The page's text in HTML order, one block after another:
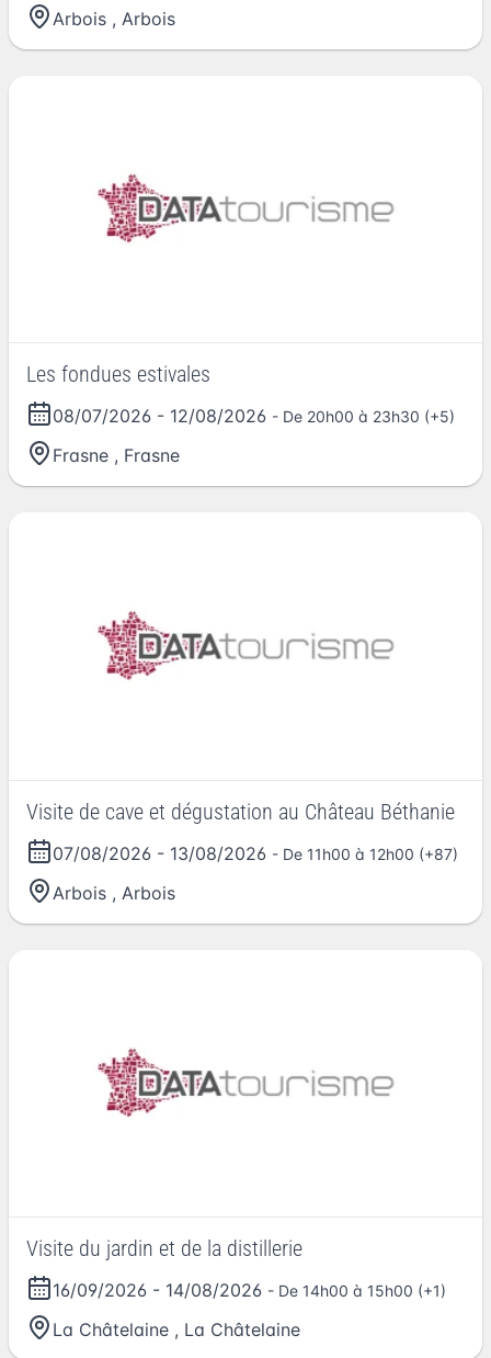
Arbois , Arbois
Les fondues estivales
08/07/2026 - 12/08/2026 - De 20h00 à 23h30 (+5)
Frasne , Frasne
Visite de cave et dégustation au Château Béthanie
07/08/2026 - 13/08/2026 - De 11h00 à 12h00 (+87)
Arbois , Arbois
Visite du jardin et de la distillerie
16/09/2026 - 14/08/2026 - De 14h00 à 15h00 (+1)
La Châtelaine , La Châtelaine